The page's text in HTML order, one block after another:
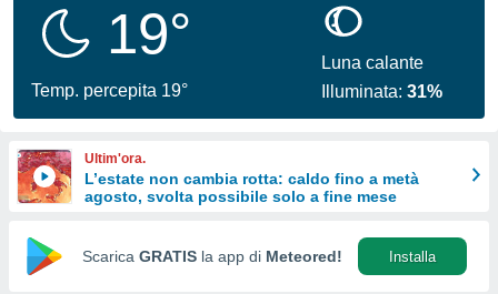
per
le
di
Web
19°
Temp. percepita 19°
Luna calante
Illuminata:31%
Ultim'ora.
L’estate non cambia rotta: caldo fino a metà
agosto, svolta possibile solo a fine mese
Scarica GRATIS la app di Meteored! Installa